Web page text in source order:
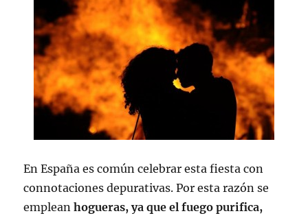
En España es común celebrar esta fiesta con
connotaciones depurativas. Por esta razón se
empleanhogueras, ya que el fuego purifica,